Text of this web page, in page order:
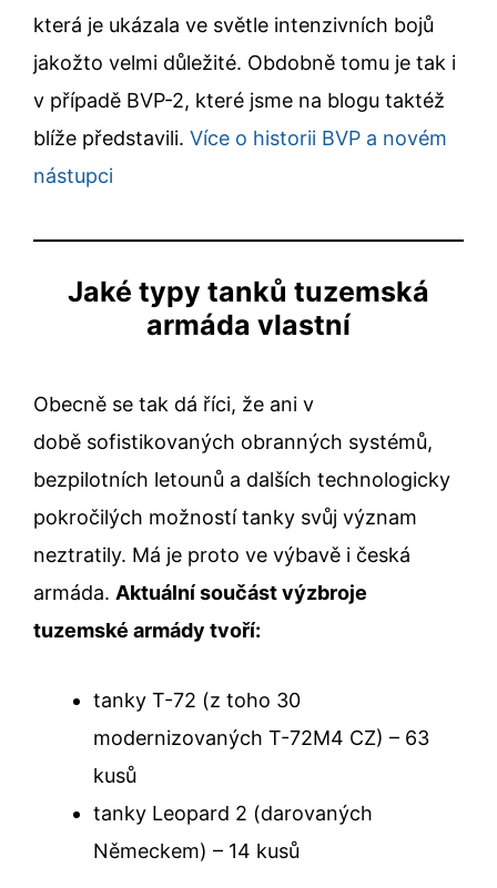
která je ukázala ve světle intenzivních bojů
jakožto velmi důležité. Obdobně tomu je tak i
v případě BVP-2, které jsme na blogu taktéž
blíže představili. Více o historii BVP a novém
nástupci
Jaké typy tanků tuzemská
armáda vlastní
Obecně se tak dá říci, že ani v
době sofistikovaných obranných systémů,
bezpilotních letounů a dalších technologicky
pokročilých možností tanky svůj význam
neztratily. Má je proto ve výbavě i česká
armáda. Aktuální součást výzbroje
tuzemské armády tvoří:
tanky T-72 (z toho 30
modernizovaných T-72M4 CZ) – 63
kusů
tanky Leopard 2 (darovaných
Německem) – 14 kusů